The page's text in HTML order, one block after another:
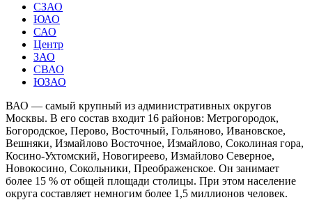
СЗАО
ЮАО
САО
Центр
ЗАО
СВАО
ЮЗАО
ВАО — самый крупный из административных округов
Москвы. В его состав входит 16 районов: Метрогородок,
Богородское, Перово, Восточный, Гольяново, Ивановское,
Вешняки, Измайлово Восточное, Измайлово, Соколиная гора,
Косино-Ухтомский, Новогиреево, Измайлово Северное,
Новокосино, Сокольники, Преображенское. Он занимает
более 15 % от общей площади столицы. При этом население
округа составляет немногим более 1,5 миллионов человек.